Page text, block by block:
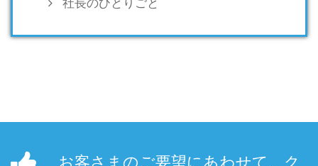
お客さまのご要望にあわせて、ク